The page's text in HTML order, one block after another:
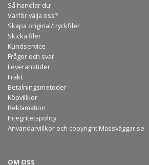
Så handlar du!
Varför välja oss?
Skapa original/tryckfiler
Skicka filer
Kundservice
Frågor och svar
Leveranstider
Frakt
Betalningsmetoder
Köpvillkor
Reklamation
Integritetspolicy
Användarvillkor och copyright Mässväggar.se
OM OSS